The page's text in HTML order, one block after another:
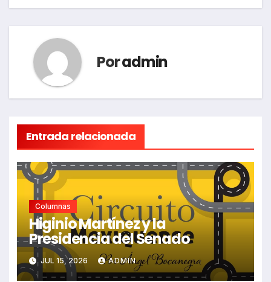
Poradmin
Entrada relacionada
Columnas
Higinio Martínez y la
Presidencia del Senado
JUL 15, 2026 ADMIN